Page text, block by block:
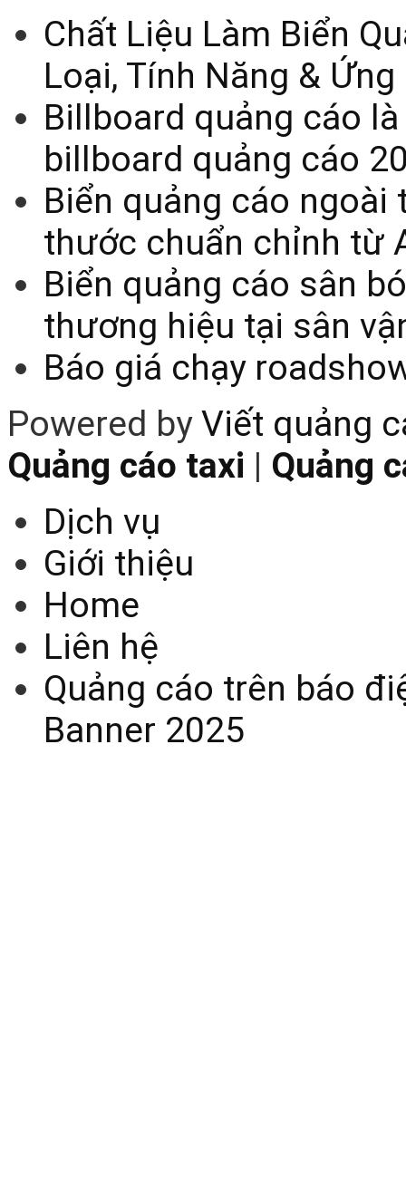
Chất Liệu Làm Biển
Loại, Tính Năng &
Billboard quảng cáo
billboard quảng cáo
Biển quảng cáo
thước chuẩn chỉnh từ
Biển quảng cáo sân
thương hiệu tại sân
Báo giá chạy
Powered byViết quảng
Quảng cáo taxi | Quảng
Dịch vụ
Giới thiệu
Home
Liên hệ
Quảng cáo trên báo
Banner 2025